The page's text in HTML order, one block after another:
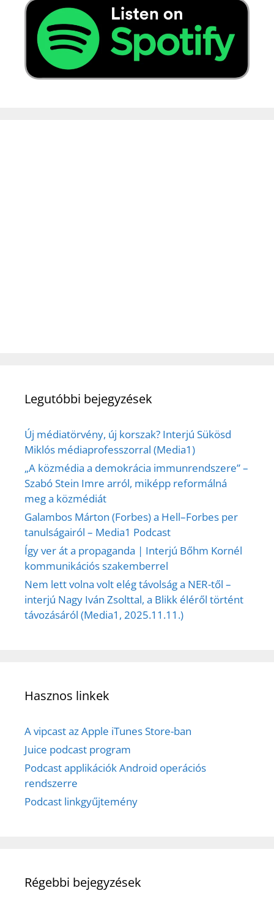
Legutóbbi bejegyzések
Új médiatörvény, új korszak? Interjú Sükösd
Miklós médiaprofesszorral (Media1)
„A közmédia a demokrácia immunrendszere” –
Szabó Stein Imre arról, miképp reformálná
meg a közmédiát
Galambos Márton (Forbes) a Hell–Forbes per
tanulságairól – Media1 Podcast
Így ver át a propaganda | Interjú Bőhm Kornél
kommunikációs szakemberrel
Nem lett volna volt elég távolság a NER-től –
interjú Nagy Iván Zsolttal, a Blikk éléről történt
távozásáról (Media1, 2025.11.11.)
Hasznos linkek
A vipcast az Apple iTunes Store-ban
Juice podcast program
Podcast applikációk Android operációs
rendszerre
Podcast linkgyűjtemény
Régebbi bejegyzések